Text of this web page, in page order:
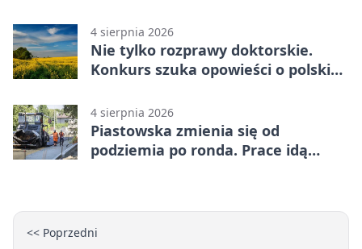
4 sierpnia 2026
Nie tylko rozprawy doktorskie.
Konkurs szuka opowieści o polskiej
4 sierpnia 2026
Piastowska zmienia się od
podziemia po ronda. Prace idą
<< Poprzedni